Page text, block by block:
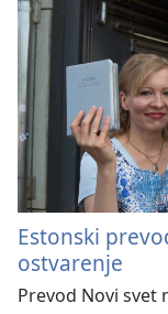
Estonski
ostvarenje
Prevod Novi svet